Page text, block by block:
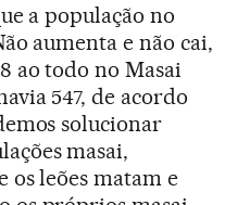
a população no
aumenta e não cai,
ao todo no Masai
547, de acordo
solucionar
masai,
os leões matam e